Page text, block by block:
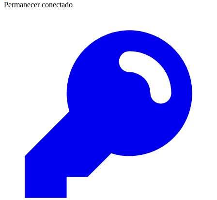
Permanecer conectado